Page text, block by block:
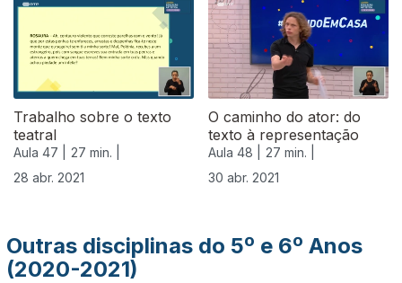
Trabalho sobre o texto
teatral
Aula 47 |
27 min. |
28 abr. 2021
O caminho do ator: do
texto à representação
Aula 48 |
27 min. |
30 abr. 2021
540639
Outras disciplinas do 5º e 6º Anos
(2020-2021)